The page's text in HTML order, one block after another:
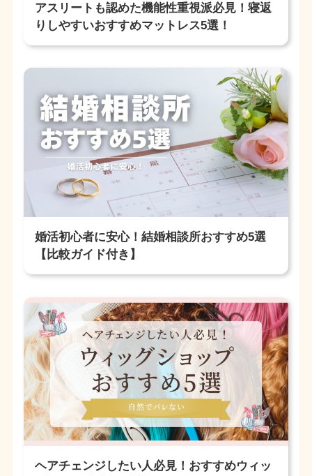
アスリートも認めた機能性重視派必見！寝返
りしやすいおすすめマットレス5選！
婚活初心者に安心！結婚相談所おすすめ5選
【比較ガイド付き】
ヘアチェンジしたい人必見！おすすめウィッ